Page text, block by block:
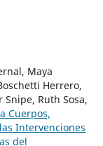
Maya
Herrero,
Ruth Sosa,
Cuerpos,
Intervenciones
del